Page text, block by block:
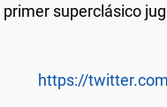
primer superclásico
https://